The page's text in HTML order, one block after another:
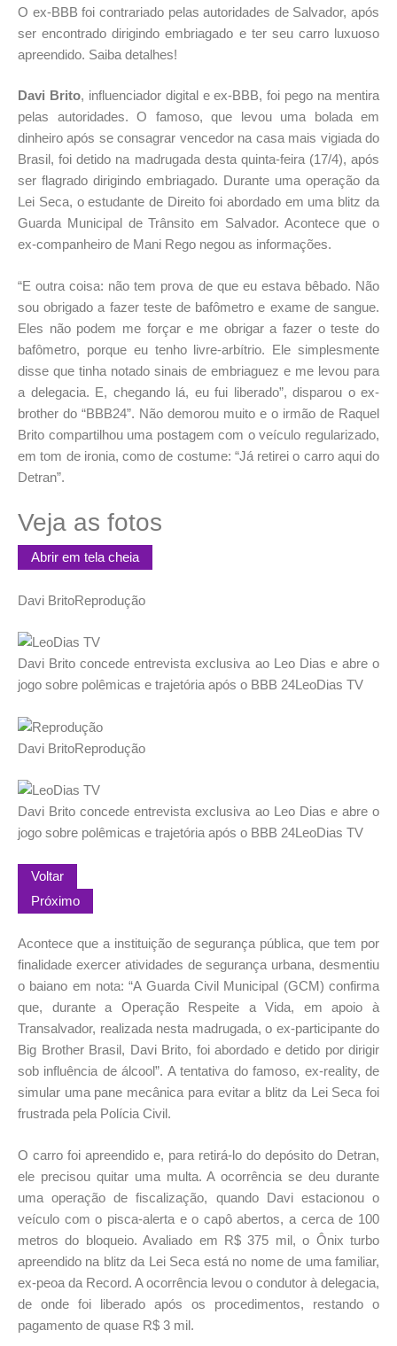
O ex-BBB foi contrariado pelas autoridades de Salvador, após
ser encontrado dirigindo embriagado e ter seu carro luxuoso
apreendido. Saiba detalhes!
Davi Brito, influenciador digital e ex-BBB, foi pego na mentira
pelas autoridades. O famoso, que levou uma bolada em
dinheiro após se consagrar vencedor na casa mais vigiada do
Brasil, foi detido na madrugada desta quinta-feira (17/4), após
ser flagrado dirigindo embriagado. Durante uma operação da
Lei Seca, o estudante de Direito foi abordado em uma blitz da
Guarda Municipal de Trânsito em Salvador. Acontece que o
ex-companheiro de Mani Rego negou as informações.
“E outra coisa: não tem prova de que eu estava bêbado. Não
sou obrigado a fazer teste de bafômetro e exame de sangue.
Eles não podem me forçar e me obrigar a fazer o teste do
bafômetro, porque eu tenho livre-arbítrio. Ele simplesmente
disse que tinha notado sinais de embriaguez e me levou para
a delegacia. E, chegando lá, eu fui liberado”, disparou o ex-
brother do “BBB24”. Não demorou muito e o irmão de Raquel
Brito compartilhou uma postagem com o veículo regularizado,
em tom de ironia, como de costume: “Já retirei o carro aqui do
Detran”.
Veja as fotos
Abrir em tela cheia
Davi BritoReprodução
Davi Brito concede entrevista exclusiva ao Leo Dias e abre o
jogo sobre polêmicas e trajetória após o BBB 24LeoDias TV
Davi BritoReprodução
Davi Brito concede entrevista exclusiva ao Leo Dias e abre o
jogo sobre polêmicas e trajetória após o BBB 24LeoDias TV
Voltar
Próximo
Acontece que a instituição de segurança pública, que tem por
finalidade exercer atividades de segurança urbana, desmentiu
o baiano em nota: “A Guarda Civil Municipal (GCM) confirma
que, durante a Operação Respeite a Vida, em apoio à
Transalvador, realizada nesta madrugada, o ex-participante do
Big Brother Brasil, Davi Brito, foi abordado e detido por dirigir
sob influência de álcool”. A tentativa do famoso, ex-reality, de
simular uma pane mecânica para evitar a blitz da Lei Seca foi
frustrada pela Polícia Civil.
O carro foi apreendido e, para retirá-lo do depósito do Detran,
ele precisou quitar uma multa. A ocorrência se deu durante
uma operação de fiscalização, quando Davi estacionou o
veículo com o pisca-alerta e o capô abertos, a cerca de 100
metros do bloqueio. Avaliado em R$ 375 mil, o Ônix turbo
apreendido na blitz da Lei Seca está no nome de uma familiar,
ex-peoa da Record. A ocorrência levou o condutor à delegacia,
de onde foi liberado após os procedimentos, restando o
pagamento de quase R$ 3 mil.